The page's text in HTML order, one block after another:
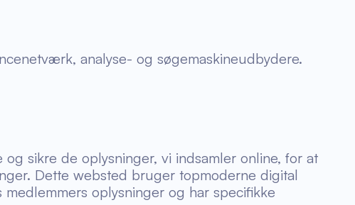
analyse- og søgemaskineudbydere.
sikre de oplysninger, vi indsamler online, for at
Dette websted bruger topmoderne digital
oplysninger og har specifikke